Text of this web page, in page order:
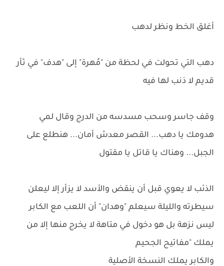
أغلق الخط ونظر لدهب
دهب التي تحولت في لحظة من "مُهرة" إلى "هدف" في ثأر
قديم لا ذنب لها فيه
وقف جاسر وسحب مسدسه من الدرج وقال لمي
هدومك يا دهب... القصر معدش أمان... هنطلع على
الجبل... وهناك يا قاتل يا مقتول
الذئب لا يعوي قبل أن ينقض والأسد لا يزأر إلا ليعلن
سيطرته والليلة سيعلم "وهدان" أن اللعب مع الكابر
ليس نزهة بل هو دخول في متاهة لا يخرج منها إلا من
يملك "مفاتيح الجحيم
والكابر يملك النسخة الأصلية